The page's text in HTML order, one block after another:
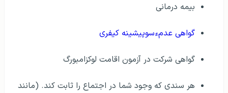
بیمه درمانی
گواهی عدمءسوپیشینه کیفری
گواهی شرکت در آزمون اقامت لوکزامبورگ
هر سندی که وجود شما در اجتماع را ثابت کند. (مانند